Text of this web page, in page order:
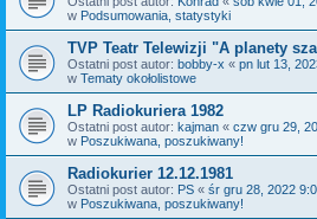
w Podsumowania, statystyki
TVP Teatr Telewizji "A planety
Ostatni post autor: bobby-x « pn lut 13,
w Tematy okołolistowe
LP Radiokuriera 1982
Ostatni post autor: kajman « czw gru 29,
w Poszukiwana, poszukiwany!
Radiokurier 12.12.1981
Ostatni post autor: PS « śr gru 28, 2022
w Poszukiwana, poszukiwany!